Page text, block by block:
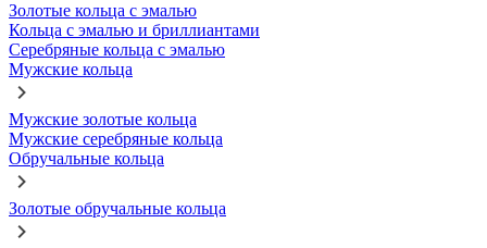
Золотые кольца с эмалью
Кольца с эмалью и бриллиантами
Серебряные кольца с эмалью
Мужские кольца
Мужские золотые кольца
Мужские серебряные кольца
Обручальные кольца
Золотые обручальные кольца